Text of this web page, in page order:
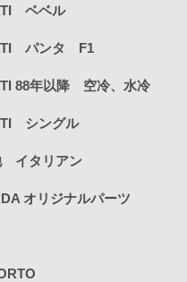
ベベル
パンタ F1
88年以降 空冷、水冷
シングル
イタリアン
オリジナルパーツ